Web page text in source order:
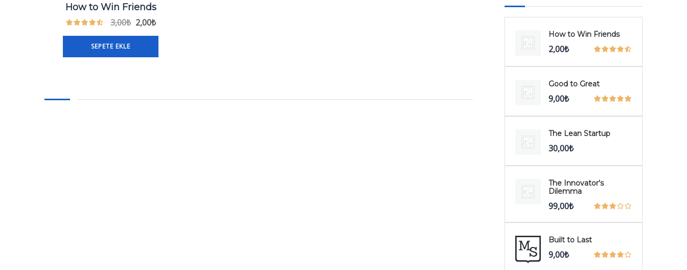
How to Win Friends
3,00₺ 2,00₺
SEPETE EKLE
How to Win Friends
2,00₺
Good to Great
9,00₺
The Lean Startup
30,00₺
The Innovator's
Dilemma
99,00₺
Built to Last
9,00₺